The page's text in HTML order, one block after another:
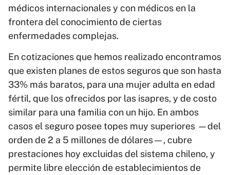
médicos internacionales y con médicos en la
frontera del conocimiento de ciertas
enfermedades complejas.
En cotizaciones que hemos realizado encontramos
que existen planes de estos seguros que son hasta
33% más baratos, para una mujer adulta en edad
fértil, que los ofrecidos por las isapres, y de costo
similar para una familia con un hijo. En ambos
casos el seguro posee topes muy superiores —del
orden de 2 a 5 millones de dólares—, cubre
prestaciones hoy excluidas del sistema chileno, y
permite libre elección de establecimientos de